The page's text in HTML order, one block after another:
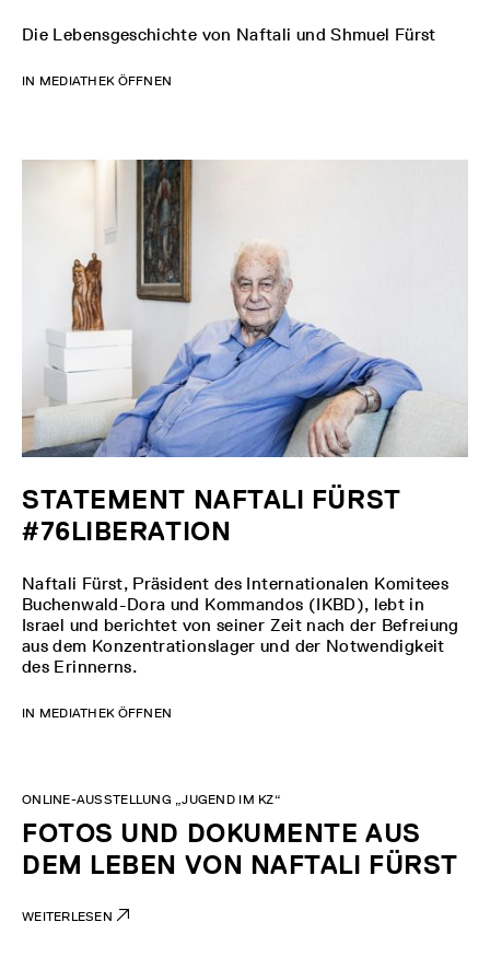
Die Lebensgeschichte von Naftali und Shmuel Fürst
IN MEDIATHEK ÖFFNEN
STATEMENT NAFTALI FÜRST
#76LIBERATION
Naftali Fürst, Präsident des Internationalen Komitees
Buchenwald-Dora und Kommandos (IKBD), lebt in
Israel und berichtet von seiner Zeit nach der Befreiung
aus dem Konzentrationslager und der Notwendigkeit
des Erinnerns.
IN MEDIATHEK ÖFFNEN
FOTOS UND DOKUMENTE AUS
DEM LEBEN VON NAFTALI FÜRST
ONLINE-AUSSTELLUNG „JUGEND IM KZ“
WEITERLESEN